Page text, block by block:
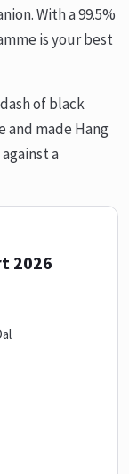
With a 99.5%
is your best
of black
and made Hang
a
2026